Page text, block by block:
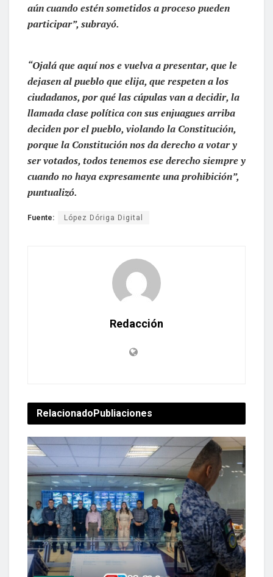
aún cuando estén sometidos a proceso pueden
participar”, subrayó.
“Ojalá que aquí nos e vuelva a presentar, que le
dejasen al pueblo que elija, que respeten a los
ciudadanos, por qué las cúpulas van a decidir, la
llamada clase política con sus enjuagues arriba
deciden por el pueblo, violando la Constitución,
porque la Constitución nos da derecho a votar y
ser votados, todos tenemos ese derecho siempre y
cuando no haya expresamente una prohibición”,
puntualizó.
Fuente: López Dóriga Digital
Redacción
RelacionadoPubliaciones